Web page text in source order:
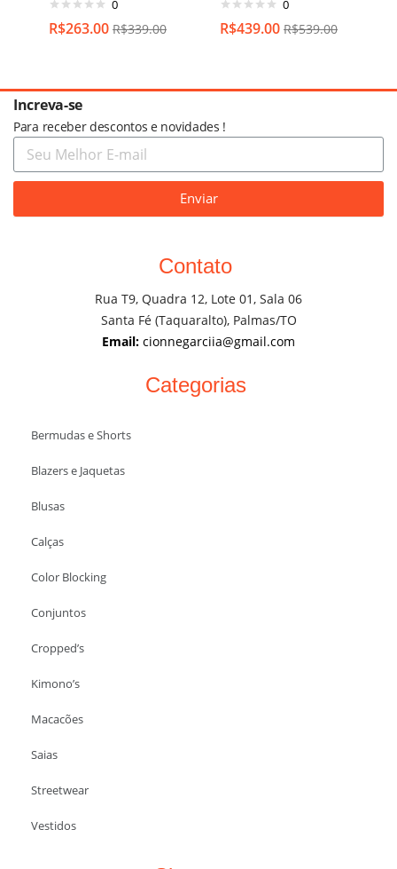
0
R$263.00 R$339.00
0
R$439.00 R$539.00
Increva-se
Para receber descontos e novidades !
Enviar
Contato
Rua T9, Quadra 12, Lote 01, Sala 06
Santa Fé (Taquaralto), Palmas/TO
Email: cionnegarciia@gmail.com
Categorias
Bermudas e Shorts
Blazers e Jaquetas
Blusas
Calças
Color Blocking
Conjuntos
Cropped’s
Kimono’s
Macacões
Saias
Streetwear
Vestidos